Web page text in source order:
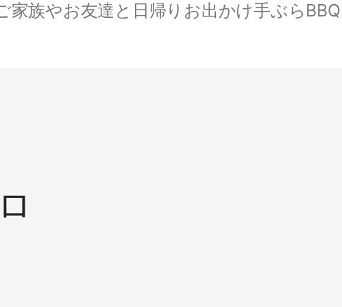
家族やお友達と日帰りお出かけ手ぶら